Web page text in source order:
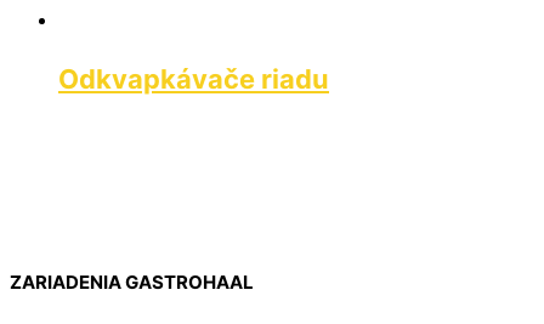
ZARIADENIA GASTROHAAL
Odkvapkávače riadu